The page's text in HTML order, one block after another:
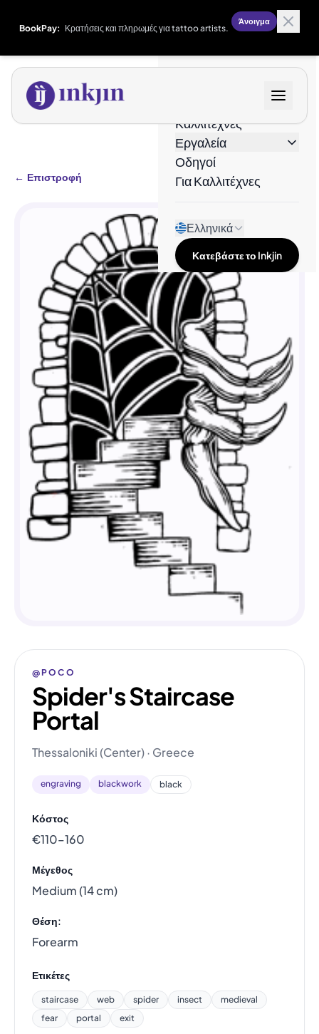
BookPay: Κρατήσεις και πληρωμές για tattoo artists.
Άνοιγμα
Καλλιτέχνες
Εργαλεία
Οδηγοί
Για Καλλιτέχνες
Ελληνικά
Κατεβάστε το Inkjin
← Επιστροφή
@POCO
Spider's Staircase
Portal
Thessaloniki (Center) · Greece
engraving blackwork black
Κόστος
€110–160
Μέγεθος
Medium (14 cm)
Θέση:
Forearm
Ετικέτες
staircase web spider insect
medieval
fear
portal exit